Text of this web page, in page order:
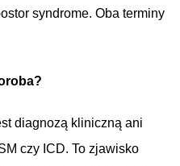
syndrome. Oba terminy
diagnozą kliniczną ani
czy ICD. To zjawisko